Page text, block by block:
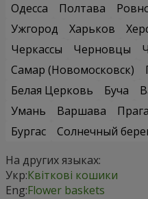
Одесса
Полтава
Ужгород
Харьков
Черкассы
Черновцы
Самар (Новомосковск)
Белая Церковь
Буча
Умань
Варшава Прага
Бургас
Солнечный
На других языках:
Укр:Квіткові кошики
Eng:Flower baskets